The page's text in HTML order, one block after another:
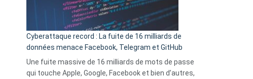
Wrapped
Party
pour
comparer
vos
goûts
musicaux
Cyberattaque record : La fuite de 16 milliards de
données menace Facebook, Telegram et GitHub
Une fuite massive de 16 milliards de mots de passe
qui touche Apple, Google, Facebook et bien d’autres,